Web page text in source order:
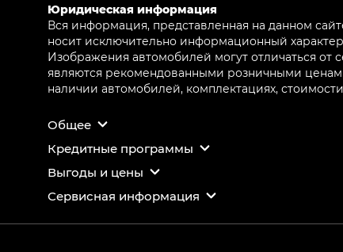
Юридическая информация
Вся информация, представленная на данном
носит исключительно информационный
Изображения автомобилей могут отличаться от
являются рекомендованными розничными
наличии автомобилей, комплектациях,
Общее
Кредитные программы
Выгоды и цены
Сервисная информация